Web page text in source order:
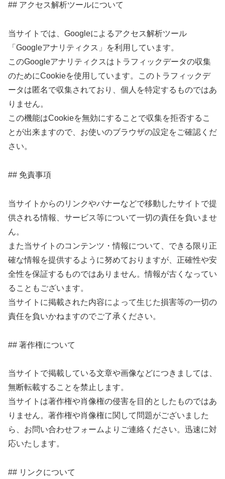
## アクセス解析ツールについて
当サイトでは、Googleによるアクセス解析ツール
「Googleアナリティクス」を利用しています。
このGoogleアナリティクスはトラフィックデータの収集
のためにCookieを使用しています。このトラフィックデ
ータは匿名で収集されており、個人を特定するものではあ
りません。
この機能はCookieを無効にすることで収集を拒否するこ
とが出来ますので、お使いのブラウザの設定をご確認くだ
さい。
## 免責事項
当サイトからのリンクやバナーなどで移動したサイトで提
供される情報、サービス等について一切の責任を負いませ
ん。
また当サイトのコンテンツ・情報について、できる限り正
確な情報を提供するように努めておりますが、正確性や安
全性を保証するものではありません。情報が古くなってい
ることもございます。
当サイトに掲載された内容によって生じた損害等の一切の
責任を負いかねますのでご了承ください。
## 著作権について
当サイトで掲載している文章や画像などにつきましては、
無断転載することを禁止します。
当サイトは著作権や肖像権の侵害を目的としたものではあ
りません。著作権や肖像権に関して問題がございました
ら、お問い合わせフォームよりご連絡ください。迅速に対
応いたします。
## リンクについて